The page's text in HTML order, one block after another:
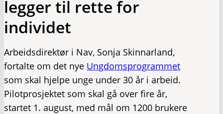
legger til rette for
individet
Arbeidsdirektør i Nav, Sonja Skinnarland,
fortalte om det nye Ungdomsprogrammet
som skal hjelpe unge under 30 år i arbeid.
Pilotprosjektet som skal gå over fire år,
startet 1. august, med mål om 1200 brukere